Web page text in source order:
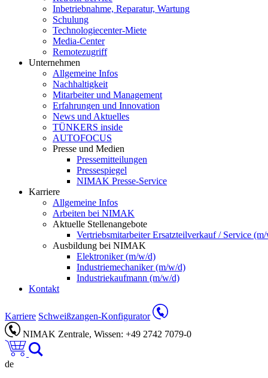
Inbetriebnahme, Reparatur, Wartung
Schulung
Technologiecenter-Miete
Media-Center
Remotezugriff
Unternehmen
Allgemeine Infos
Nachhaltigkeit
Mitarbeiter und Management
Erfahrungen und Innovation
News und Aktuelles
TÜNKERS inside
AUTOFOCUS
Presse und Medien
Pressemitteilungen
Pressespiegel
NIMAK Presse-Service
Karriere
Allgemeine Infos
Arbeiten bei NIMAK
Aktuelle Stellenangebote
Vertriebsmitarbeiter Ersatzteilverkauf / Service
Ausbildung bei NIMAK
Elektroniker (m/w/d)
Industriemechaniker (m/w/d)
Industriekaufmann (m/w/d)
Kontakt
Karriere Schweißzangen-Konfigurator
NIMAK Zentrale, Wissen: +49 2742 7079-0
de